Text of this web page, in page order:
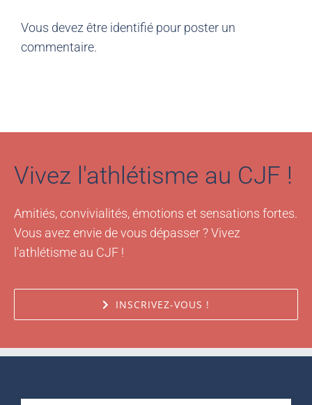
commentaire.
Vivez l'athlétisme au CJF !
Vous avez envie de vous dépasser ? Vivez
l'athlétisme au CJF !
INSCRIVEZ-VOUS !